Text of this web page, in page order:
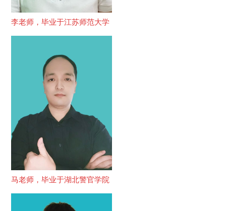
李老师，毕业于江苏师范大学
马老师，毕业于湖北警官学院